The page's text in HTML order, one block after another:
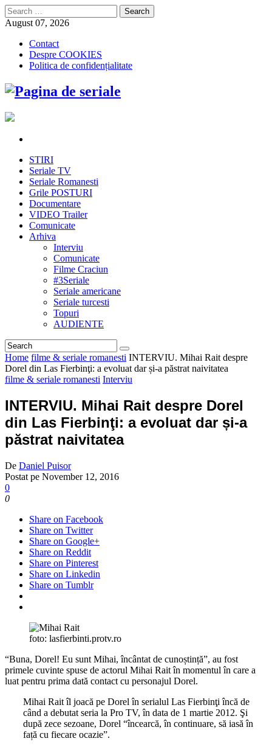
Search
for:
August 07, 2026
Contact
Despre COOKIES
Politica de confidențialitate
STIRI
Seriale TV
Seriale Romanesti
Grile POSTURI
Documentare
VIDEO Trailer
Comunicate
Arhiva
Interviu
Comunicate
Filme Craciun
#3Seriale
Seriale americane
Seriale turcesti
Topuri
AUDIENTE
Home filme & seriale romanesti INTERVIU. Mihai Rait despre
Dorel din Las Fierbinţi: a evoluat dar și-a păstrat naivitatea
filme & seriale romanesti Interviu
INTERVIU. Mihai Rait despre Dorel
din Las Fierbinţi: a evoluat dar și-a
păstrat naivitatea
De Daniel Puisor
Postat pe November 12, 2016
0
0
Share on Facebook
Share on Twitter
Share on Google+
Share on Reddit
Share on Pinterest
Share on Linkedin
Share on Tumblr
foto: lasfierbinti.protv.ro
“Buna, Dorel! Eu sunt Mihai, încântat de cunoștință”, au fost
primele cuvinte spuse de actorul Mihai Rait în momentul în care a
luat pentru prima dată contact cu personajul Dorel.
Mihai Rait îl joacă pe Dorel în serialul Las Fierbinţi încă de
când a debutat seria la Pro TV, în data de 1 martie 2012. Şi
după zece sezoane, Dorel “încearcă, în continuare, să iasă în
față cu fiecare ocazie”.